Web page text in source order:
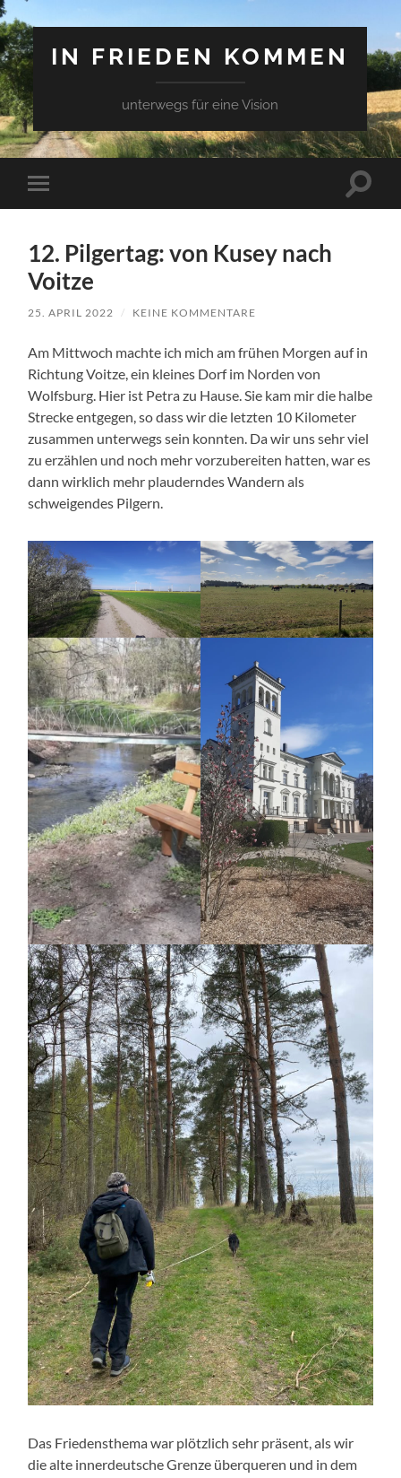
IN FRIEDEN KOMMEN
unterwegs für eine Vision
Mobile-
Menü
12. Pilgertag: von Kusey nach
Voitze
25. APRIL 2022 / KEINE KOMMENTARE
Am Mittwoch machte ich mich am frühen Morgen auf in
Richtung Voitze, ein kleines Dorf im Norden von
Wolfsburg. Hier ist Petra zu Hause. Sie kam mir die halbe
Strecke entgegen, so dass wir die letzten 10 Kilometer
zusammen unterwegs sein konnten. Da wir uns sehr viel
zu erzählen und noch mehr vorzubereiten hatten, war es
dann wirklich mehr plauderndes Wandern als
schweigendes Pilgern.
Das Friedensthema war plötzlich sehr präsent, als wir
die alte innerdeutsche Grenze überqueren und in dem